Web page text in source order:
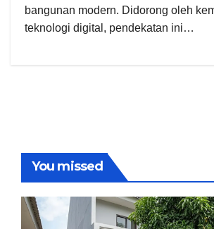
bangunan modern. Didorong oleh
teknologi digital, pendekatan ini…
You missed